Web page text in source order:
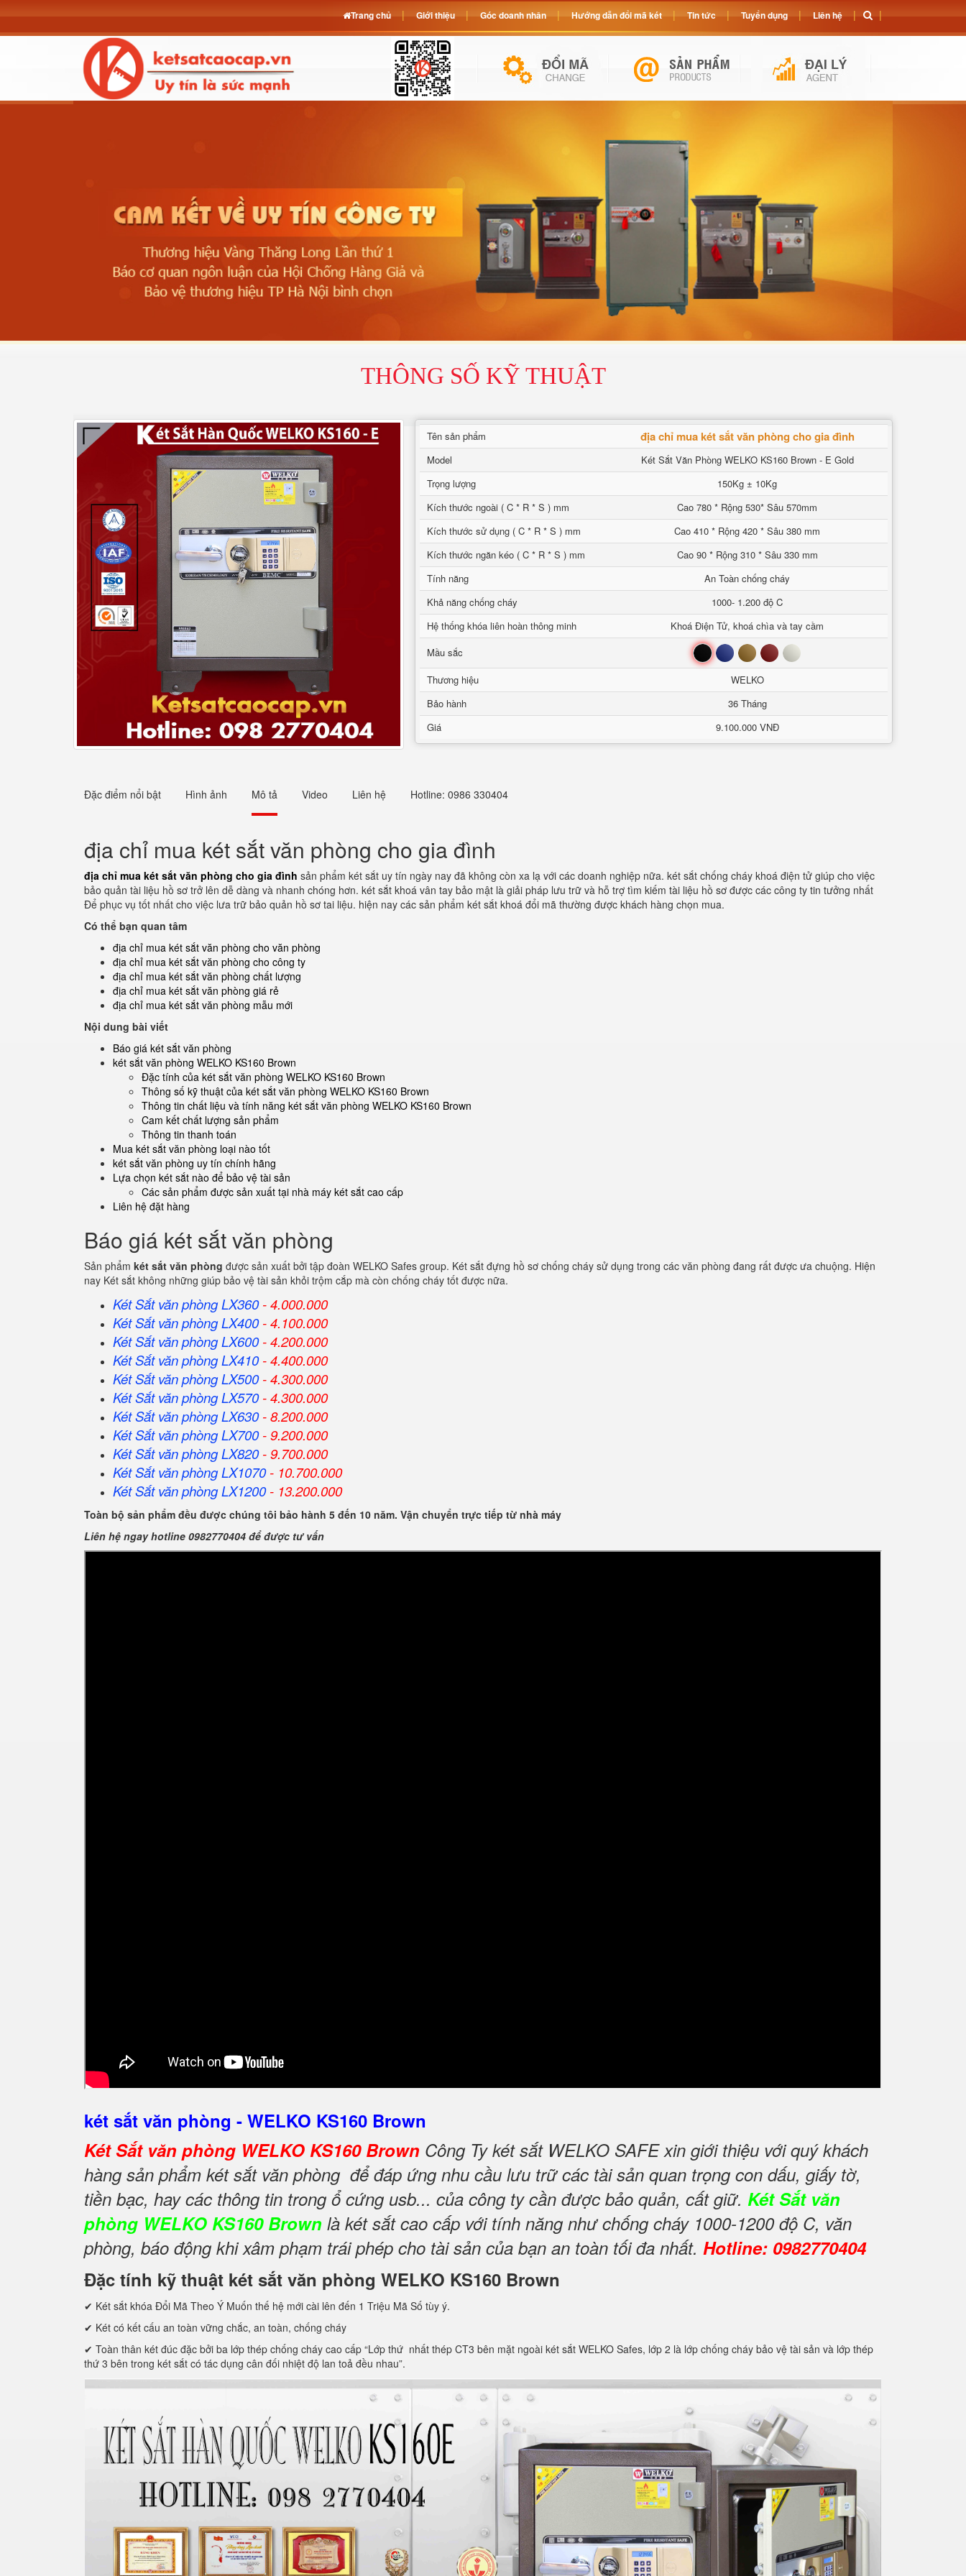
THÔNG SỐ KỸ THUẬT
Tên sản phẩm địa chỉ mua két sắt văn phòng cho gia đình
Model
Két Sắt Văn Phòng WELKO KS160 Brown - E Gold
Trọng lượng
150Kg ± 10Kg
Kích thước ngoài ( C * R * S ) mm
Cao 780 * Rộng 530* Sâu 570mm
Kích thước sử dụng ( C * R * S ) mm
Cao 410 * Rộng 420 * Sâu 380 mm
Kích thước ngăn kéo ( C * R * S ) mm
Cao 90 * Rộng 310 * Sâu 330 mm
Tính năng
An Toàn chống cháy
Khả năng chống cháy
1000- 1.200 độ C
Hệ thống khóa liên hoàn thông minh
Khoá Điện Tử, khoá chìa và tay cầm
Mầu sắc
Đen Xanh Nâu Đỏ Trắng
Thương hiệu
WELKO
Bảo hành
36 Tháng
Giá
9.100.000 VNĐ
Đặc điểm nổi bật Hình ảnh Mô tả Video Liên hệ Hotline: 0986 330404
địa chỉ mua két sắt văn phòng cho gia đình
địa chỉ mua két sắt văn phòng cho gia đình sản phẩm két sắt uy tín ngày nay đã không còn xa lạ với các doanh nghiệp nữa. két sắt chống cháy khoá điện tử giúp cho việc
bảo quản tài liệu hồ sơ trở lên dễ dàng và nhanh chóng hơn. két sắt khoá vân tay bảo mật là giải pháp lưu trữ và hỗ trợ tìm kiếm tài liệu hồ sơ được các công ty tin tưởng nhất
Để phục vụ tốt nhất cho việc lưa trữ bảo quản hồ sơ tai liệu. hiện nay các sản phẩm két sắt khoá đổi mã thường được khách hàng chọn mua.
Có thể bạn quan tâm
địa chỉ mua két sắt văn phòng cho văn phòng
địa chỉ mua két sắt văn phòng cho công ty
địa chỉ mua két sắt văn phòng chất lượng
địa chỉ mua két sắt văn phòng giá rẻ
địa chỉ mua két sắt văn phòng mẫu mới
Nội dung bài viết
Báo giá két sắt văn phòng
két sắt văn phòng WELKO KS160 Brown
Đặc tính của két sắt văn phòng WELKO KS160 Brown
Thông số kỹ thuật của két sắt văn phòng WELKO KS160 Brown
Thông tin chất liệu và tính năng két sắt văn phòng WELKO KS160 Brown
Cam kết chất lượng sản phẩm
Thông tin thanh toán
Mua két sắt văn phòng loại nào tốt
két sắt văn phòng uy tín chính hãng
Lựa chọn két sắt nào để bảo vệ tài sản
Các sản phẩm được sản xuất tại nhà máy két sắt cao cấp
Liên hệ đặt hàng
Báo giá két sắt văn phòng
Sản phẩm két sắt văn phòng được sản xuất bởi tập đoàn WELKO Safes group. Két sắt đựng hồ sơ chống cháy sử dụng trong các văn phòng đang rất được ưa chuộng. Hiện
nay Két sắt không những giúp bảo vệ tài sản khỏi trộm cắp mà còn chống cháy tốt được nữa.
Két Sắt văn phòng LX360- 4.000.000
Két Sắtvăn phòngLX400- 4.100.000
Két Sắtvăn phòngLX600- 4.200.000
Két Sắtvăn phòngLX410- 4.400.000
Két Sắtvăn phòngLX500- 4.300.000
Két Sắtvăn phòngLX570- 4.300.000
Két Sắtvăn phòngLX630- 8.200.000
Két Sắtvăn phòngLX700- 9.200.000
Két Sắtvăn phòngLX820- 9.700.000
Két Sắtvăn phòngLX1070- 10.700.000
Két Sắtvăn phòngLX1200- 13.200.000
Toàn bộ sản phẩm đều được chúng tôi bảo hành 5 đến 10 năm. Vận chuyển trực tiếp từ nhà máy
Liên hệ ngay hotline 0982770404 để được tư vấn
két sắt văn phòng - WELKO KS160 Brown
Két Sắt văn phòng WELKO KS160 Brown Công Ty két sắt WELKO SAFE xin giới thiệu với quý khách
hàng sản phẩm két sắt văn phòng để đáp ứng nhu cầu lưu trữ các tài sản quan trọng con dấu, giấy tờ,
tiền bạc, hay các thông tin trong ổ cứng usb... của công ty cần được bảo quản, cất giữ. Két Sắt văn
phòng WELKO KS160 Brown là két sắt cao cấp với tính năng như chống cháy 1000-1200 độ C, văn
phòng, báo động khi xâm phạm trái phép cho tài sản của bạn an toàn tối đa nhất. Hotline: 0982770404
Đặc tính kỹ thuật két sắt văn phòng WELKO KS160 Brown
✔ Két sắt khóa Đổi Mã Theo Ý Muốn thế hệ mới cài lên đến 1 Triệu Mã Số tùy ý.
✔ Két có kết cấu an toàn vững chắc, an toàn, chống cháy
✔ Toàn thân két đúc đặc bởi ba lớp thép chống cháy cao cấp “Lớp thứ nhất thép CT3 bên mặt ngoài két sắt WELKO Safes, lớp 2 là lớp chống cháy bảo vệ tài sản và lớp thép
thứ 3 bên trong két sắt có tác dụng cân đối nhiệt độ lan toả đều nhau”.
Trang chủ Giới thiệu Góc doanh nhân Hướng dẫn đổi mã két Tin tức Tuyển dụng Liên hệ